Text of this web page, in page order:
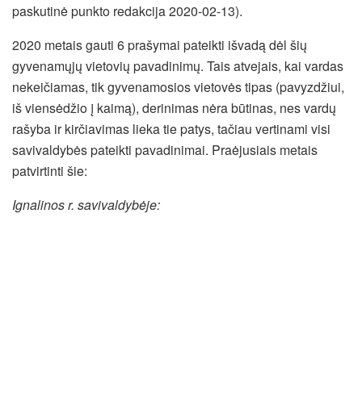
paskutinė punkto redakcija 2020-02-13).
2020 metais gauti 6 prašymai pateikti išvadą dėl šių
gyvenamųjų vietovių pavadinimų. Tais atvejais, kai vardas
nekeičiamas, tik gyvenamosios vietovės tipas (pavyzdžiui,
iš viensėdžio į kaimą), derinimas nėra būtinas, nes vardų
rašyba ir kirčiavimas lieka tie patys, tačiau vertinami visi
savivaldybės pateikti pavadinimai. Praėjusiais metais
patvirtinti šie:
Ignalinos r. savivaldybėje: